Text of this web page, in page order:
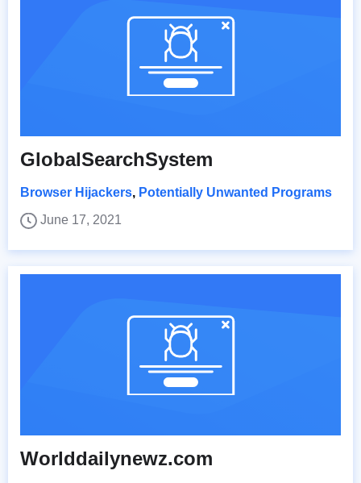
GlobalSearchSystem
Browser Hijackers, Potentially Unwanted Programs
June 17, 2021
Worlddailynewz.com